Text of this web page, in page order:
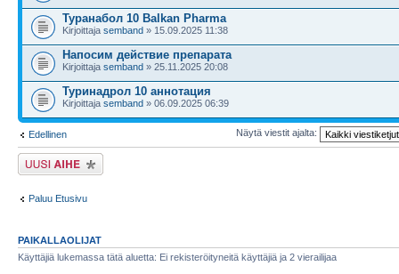
Туранабол 10 Balkan Pharma
Kirjoittaja semband » 15.09.2025 11:38
Напосим действие препарата
Kirjoittaja semband » 25.11.2025 20:08
Туринадрол 10 аннотация
Kirjoittaja semband » 06.09.2025 06:39
Edellinen Näytä viestit ajalta:
Lähetä uusi viesti
Paluu Etusivu
PAIKALLAOLIJAT
Käyttäjiä lukemassa tätä aluetta: Ei rekisteröityneitä käyttäjiä ja 2 vierailijaa